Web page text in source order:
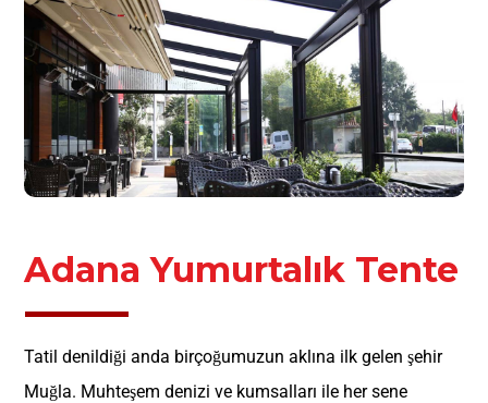
Adana Yumurtalık Tente
Tatil denildiği anda birçoğumuzun aklına ilk gelen şehir
Muğla. Muhteşem denizi ve kumsalları ile her sene